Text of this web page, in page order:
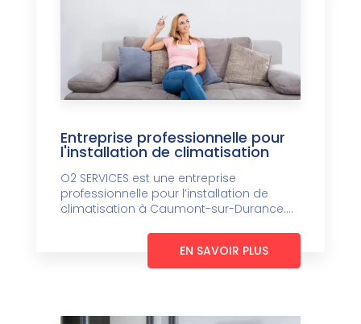
Entreprise professionnelle pour
l'installation de climatisation
O2 SERVICES est une entreprise
professionnelle pour l’installation de
climatisation à Caumont-sur-Durance....
EN SAVOIR PLUS